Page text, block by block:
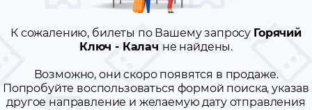
К сожалению, билеты по Вашему запросу Горячий
Ключ - Калач не найдены.
Возможно, они скоро появятся в продаже.
Попробуйте воспользоваться формой поиска, указав
другое направление и желаемую дату отправления